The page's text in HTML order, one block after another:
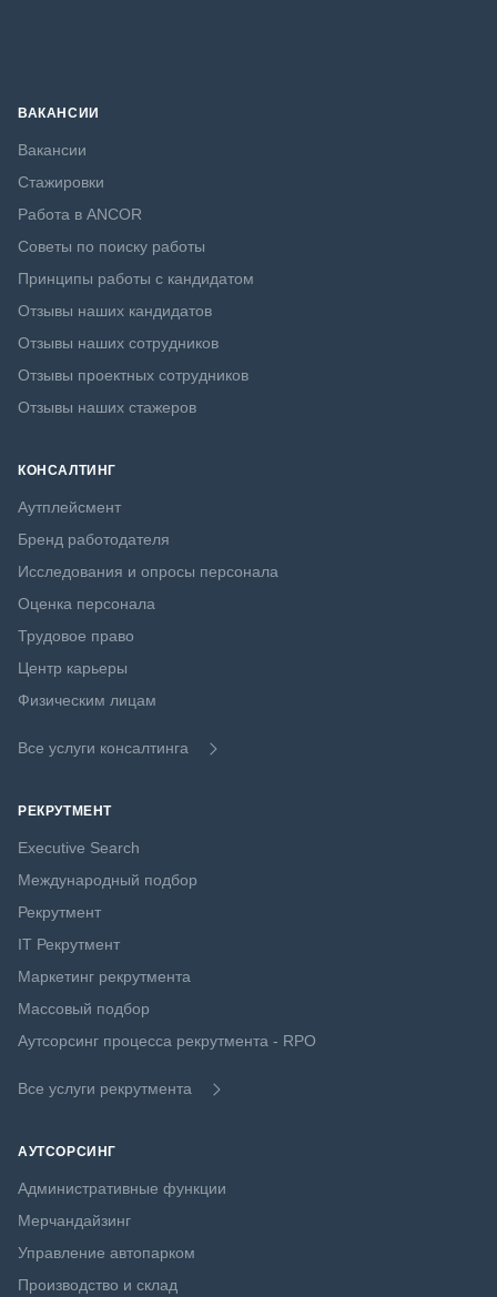
ВАКАНСИИ
Вакансии
Стажировки
Работа в ANCOR
Советы по поиску работы
Принципы работы с кандидатом
Отзывы наших кандидатов
Отзывы наших сотрудников
Отзывы проектных сотрудников
Отзывы наших стажеров
КОНСАЛТИНГ
Аутплейсмент
Бренд работодателя
Исследования и опросы персонала
Оценка персонала
Трудовое право
Центр карьеры
Физическим лицам
Все услуги консалтинга
РЕКРУТМЕНТ
Executive Search
Международный подбор
Рекрутмент
IT Рекрутмент
Маркетинг рекрутмента
Массовый подбор
Аутсорсинг процесса рекрутмента - RPO
Все услуги рекрутмента
АУТСОРСИНГ
Административные функции
Мерчандайзинг
Управление автопарком
Производство и склад